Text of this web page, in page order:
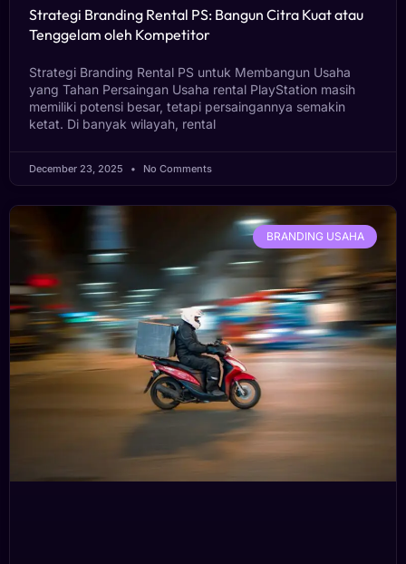
Strategi Branding Rental PS: Bangun Citra Kuat atau
Tenggelam oleh Kompetitor
Strategi Branding Rental PS untuk Membangun Usaha
yang Tahan Persaingan Usaha rental PlayStation masih
memiliki potensi besar, tetapi persaingannya semakin
ketat. Di banyak wilayah, rental
December 23, 2025 No Comments
BRANDING USAHA